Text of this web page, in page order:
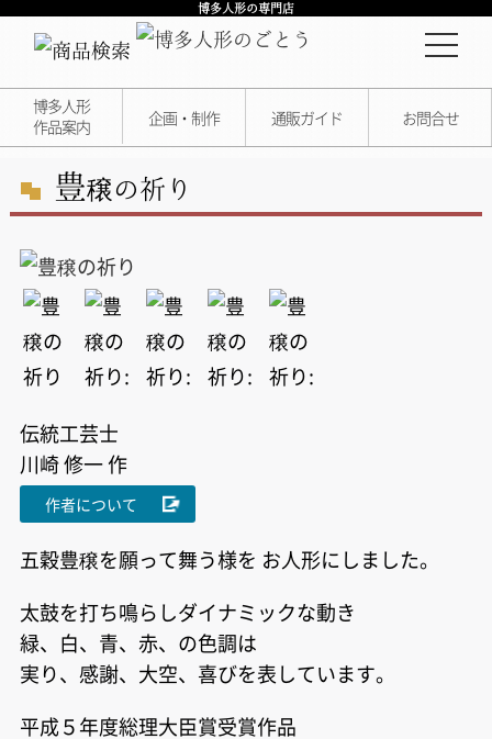
博多人形の専門店
博多人形
作品案内
企画・制作 通販ガイド お問合せ
豊穣の祈り
伝統工芸士
川崎 修一 作
作者について
五穀豊穣を願って舞う様を お人形にしました。
太鼓を打ち鳴らしダイナミックな動き
緑、白、青、赤、の色調は
実り、感謝、大空、喜びを表しています。
平成５年度総理大臣賞受賞作品